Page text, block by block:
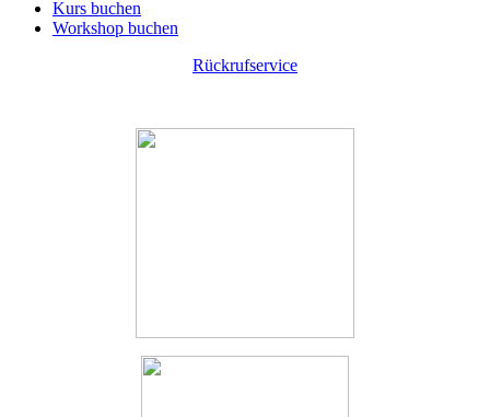
Kurs buchen
Workshop buchen
Rückrufservice